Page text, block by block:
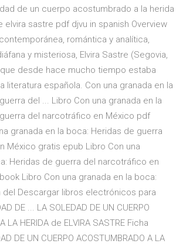
de un cuerpo acostumbrado a la herida
elvira sastre pdf djvu in spanish Overview
romántica y analítica,
y misteriosa, Elvira Sastre (Segovia,
desde hace mucho tiempo estaba
literatura española. Con una granada en la
del ... Libro Con una granada en la
del narcotráfico en México pdf
granada en la boca: Heridas de guerra
México gratis epub Libro Con una
Heridas de guerra del narcotráfico en
Libro Con una granada en la boca:
del Descargar libros electrónicos para
DE ... LA SOLEDAD DE UN CUERPO
LA HERIDA de ELVIRA SASTRE Ficha
DE UN CUERPO ACOSTUMBRADO A LA